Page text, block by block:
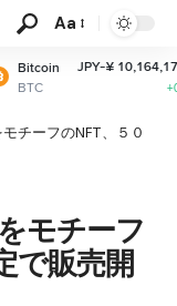
Aa
10,164,175.42
チーフのNFT、５０
モチーフ
で販売開